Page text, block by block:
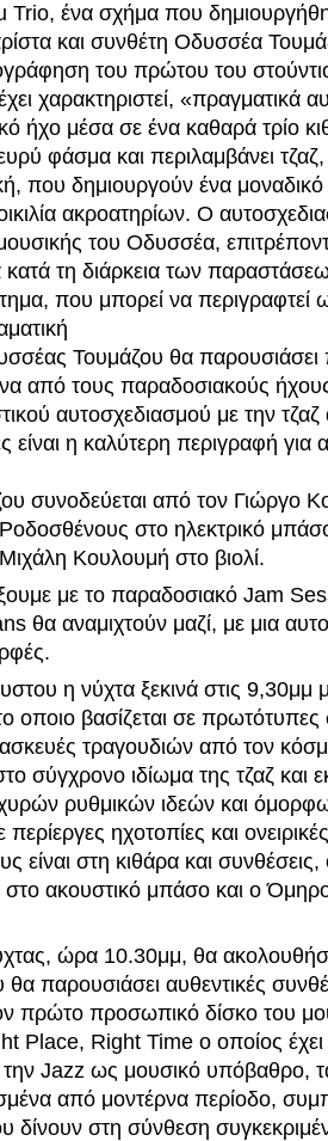
Trio, ένα σχήμα που
και συνθέτη Οδυσσέα
του πρώτου του
χαρακτηριστεί, «πραγματικά
ήχο μέσα σε ένα καθαρά τρίο
φάσμα και περιλαμβάνει
που δημιουργούν ένα
ακροατηρίων. Ο
του Οδυσσέα,
κατά τη διάρκεια των
που μπορεί να
Τουμάζου θα
από τους παραδοσιακούς
αυτοσχεδιασμού με την
είναι η καλύτερη περιγραφή για
συνοδεύεται από τον Γιώργο
στο ηλεκτρικό
Κουλουμή στο βιολί.
με το παραδοσιακό Jam
θα αναμιχτούν μαζί, με μια
η νύχτα ξεκινά στις 9,30μμ
οποιο βασίζεται σε πρωτότυπες
τραγουδιών από τον
σύγχρονο ιδίωμα της τζαζ και
ρυθμικών ιδεών και
ηχοτοπίες και
είναι στη κιθάρα και
ακουστικό μπάσο και ο
ώρα 10.30μμ, θα
παρουσιάσει αυθεντικές
πρώτο προσωπικό δίσκο του
Place, Right Time ο οποίος
Jazz ως μουσικό υπόβαθρο,
από μοντέρνα περίοδo,
δίνουν στη σύνθεση